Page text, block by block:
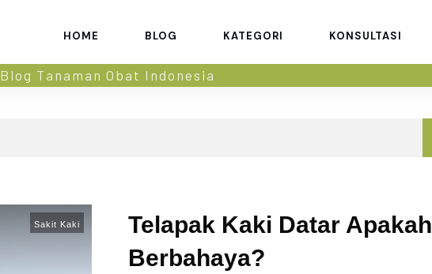
HOME BLOG KATEGORI KONSULTASI
Blog Tanaman Obat Indonesia
Sakit Kaki
Telapak Kaki Datar Apakah
Berbahaya?